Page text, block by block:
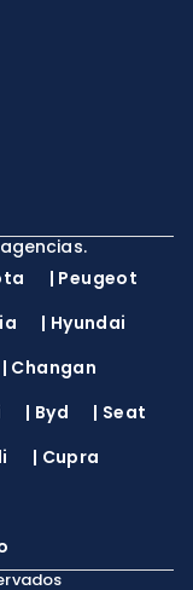
| Peugeot
| Hyundai
| Changan
| Byd | Seat
| Cupra